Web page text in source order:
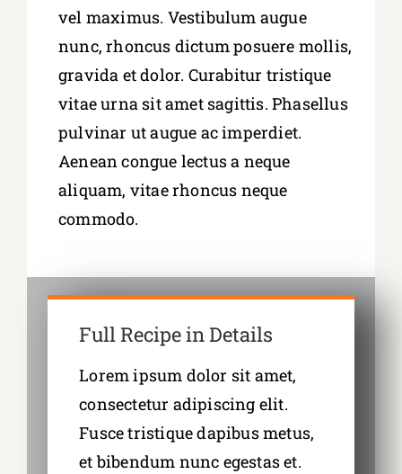
vel maximus. Vestibulum augue
nunc, rhoncus dictum posuere mollis,
gravida et dolor. Curabitur tristique
vitae urna sit amet sagittis. Phasellus
pulvinar ut augue ac imperdiet.
Aenean congue lectus a neque
aliquam, vitae rhoncus neque
commodo.
Full Recipe in Details
Lorem ipsum dolor sit amet,
consectetur adipiscing elit.
Fusce tristique dapibus metus,
et bibendum nunc egestas et.